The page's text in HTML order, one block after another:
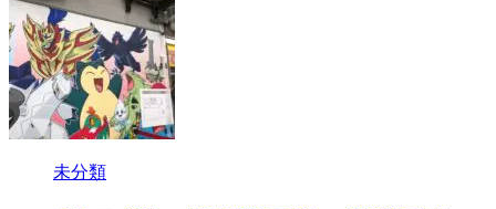
未分類